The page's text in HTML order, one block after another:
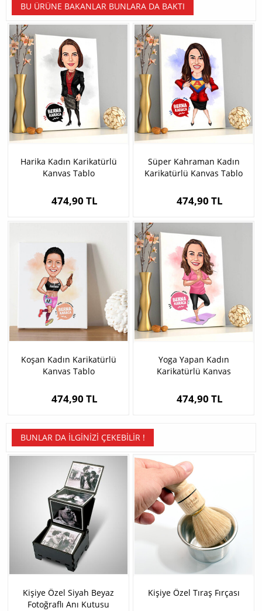
BU ÜRÜNE BAKANLAR BUNLARA DA BAKTI
Harika Kadın Karikatürlü
Kanvas Tablo
474,90 TL
Süper Kahraman Kadın
Karikatürlü Kanvas Tablo
474,90 TL
Koşan Kadın Karikatürlü
Kanvas Tablo
474,90 TL
Yoga Yapan Kadın
Karikatürlü Kanvas
474,90 TL
BUNLAR DA İLGINIZI ÇEKEBILIR !
Kişiye Özel Siyah Beyaz
Fotoğraflı Anı Kutusu
Kişiye Özel Tıraş Fırçası